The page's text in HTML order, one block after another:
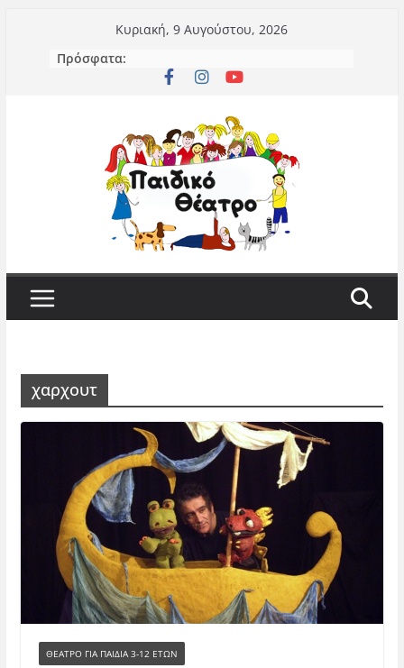
περιεχόμενο
Κυριακή, 9 Αυγούστου, 2026
Πρόσφατα:
χαρχουτ
ΘΈΑΤΡΟ ΓΙΑ ΠΑΙΔΙΆ 3-12 ΕΤΏΝ